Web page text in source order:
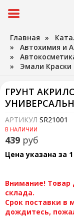
Главная »
» Автохимия и
»
» Эмали
ГРУНТ
АРТИКУЛ SR21001
В НАЛИЧИИ
439 руб
Цена указана за
Внимание! Товар
склада.
Срок поставки в
дождитесь,